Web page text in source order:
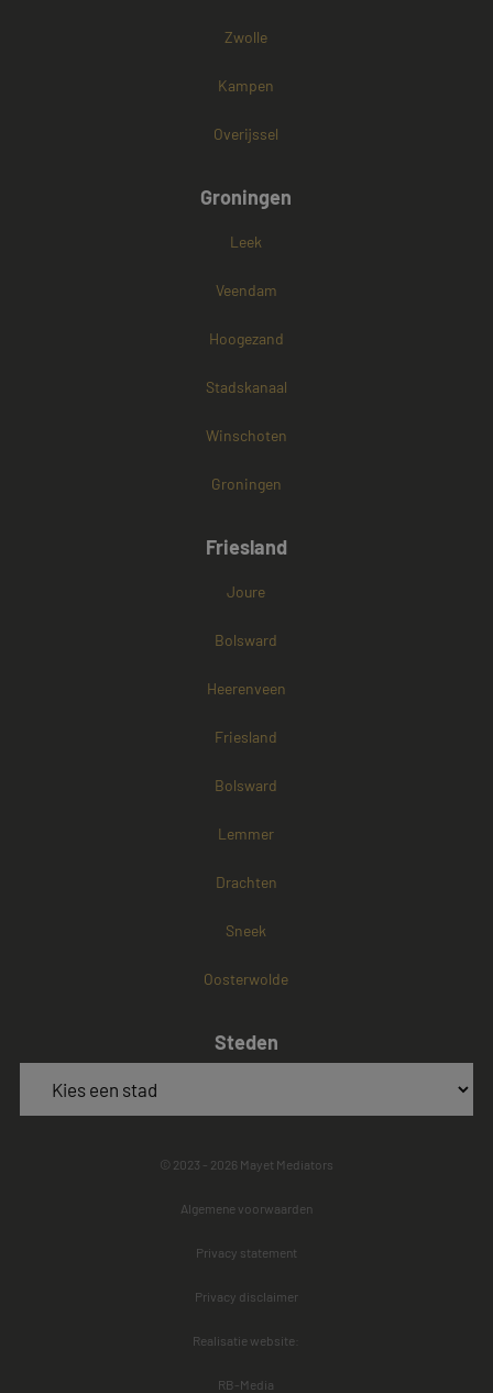
Zwolle
Kampen
Overijssel
Groningen
Leek
Veendam
Hoogezand
Stadskanaal
Winschoten
Groningen
Friesland
Joure
Bolsward
Heerenveen
Friesland
Bolsward
Lemmer
Drachten
Sneek
Oosterwolde
Steden
© 2023 - 2026 Mayet Mediators
Algemene voorwaarden
Privacy statement
Privacy disclaimer
Realisatie website:
RB-Media